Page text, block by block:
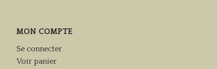
MON COMPTE
Se connecter
Voir panier